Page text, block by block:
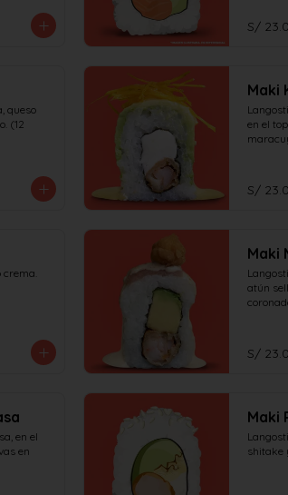
S/
queso
(12
Maki
en el
S/
Maki
atún
S/
en el
en
Maki
shitake